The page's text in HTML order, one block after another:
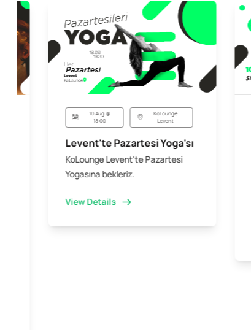
10 Aug @
18:00
KoLounge
Levent
Levent'te Pazartesi Yoga'sı
KoLounge Levent'te Pazartesi
Yogasına bekleriz.
View Details